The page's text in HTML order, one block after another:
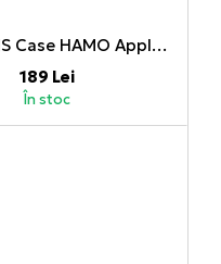
DUX DUCIS Case HAMO Apple Watch Series 4/5/6 (44MM), Black
189 Lei
În stoc